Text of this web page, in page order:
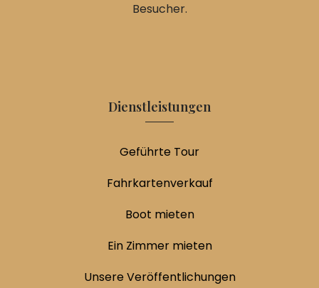
Besucher.
Dienstleistungen
Geführte Tour
Fahrkartenverkauf
Boot mieten
Ein Zimmer mieten
Unsere Veröffentlichungen